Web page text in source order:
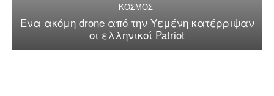
ΚΟΣΜΟΣ
Ένα ακόμη drone από την Υεμένη κατέρριψαν
οι ελληνικοί Patriot